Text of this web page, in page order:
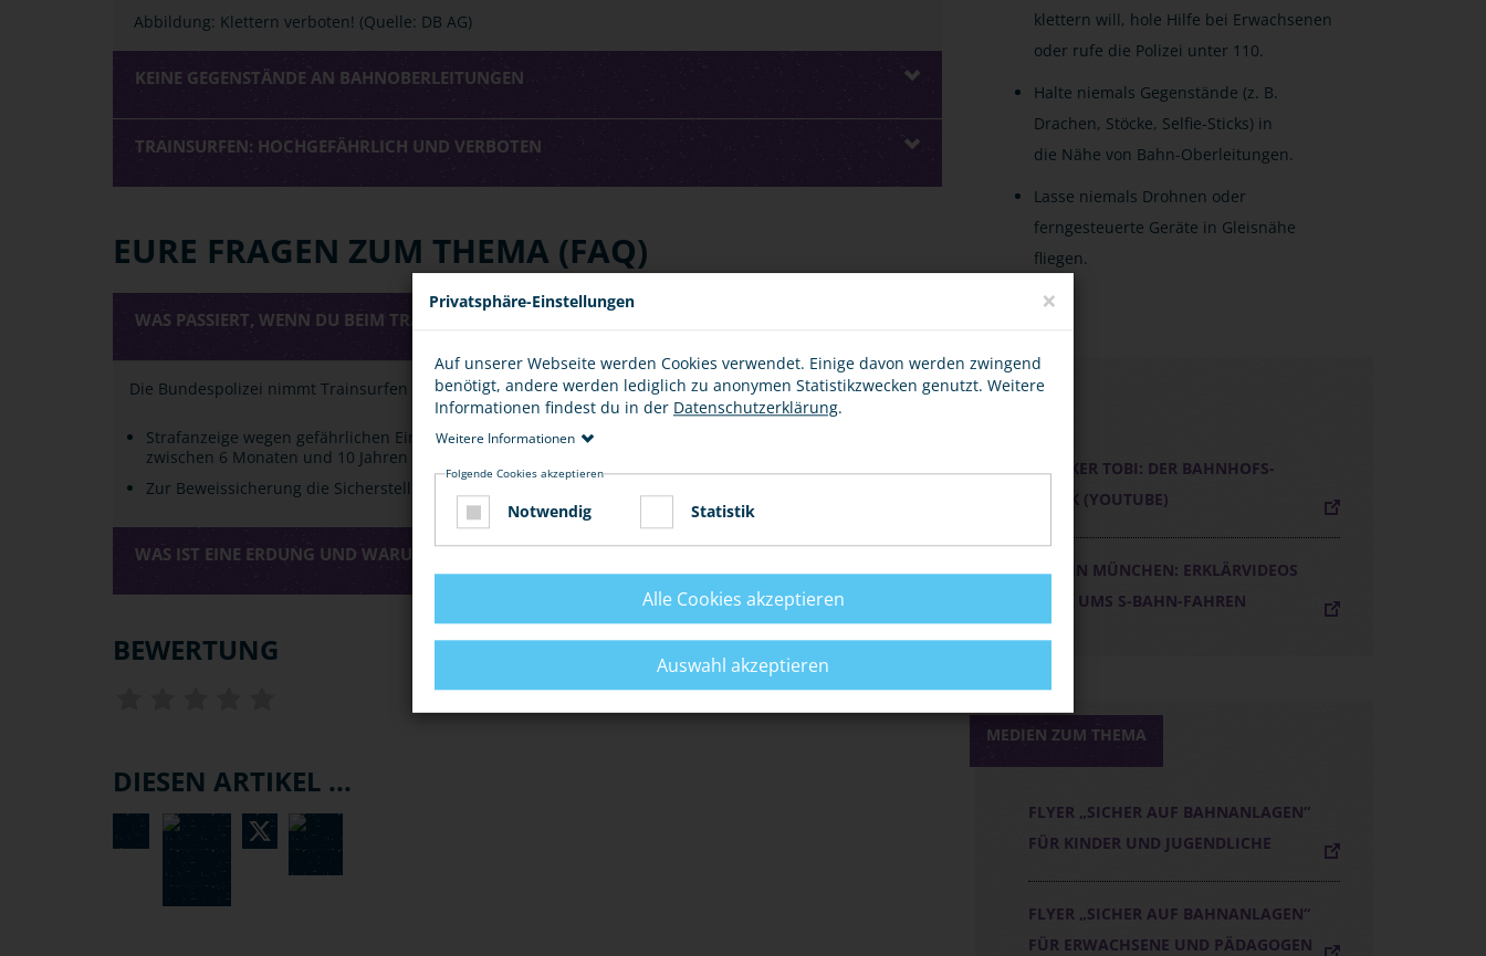
Abbildung: Klettern verboten! (Quelle: DB AG)
KEINE GEGENSTÄNDE AN BAHNOBERLEITUNGEN
TRAINSURFEN: HOCHGEFÄHRLICH UND VERBOTEN
EURE FRAGEN ZUM THEMA (FAQ)
WAS PASSIERT, WENN DU BEIM TRAINSURFEN ERWISCHT WIRST?
Die Bundespolizei nimmt Trainsurfen sehr ernst. Mit diesen Konsequenzen musst du rechnen:
Strafanzeige wegen gefährlichen Eingriffs in den Bahnverkehr (§ 315a StGB), der mit einer Freiheitsstrafe
zwischen 6 Monaten und 10 Jahren Haft bestraft werden kann.
Zur Beweissicherung die Sicherstellung deines Handys.
WAS IST EINE ERDUNG UND WARUM IST SIE BEI EINEM BAHNSTROMUNFALL NOTWENDIG?
BEWERTUNG
DIESEN ARTIKEL ...
klettern will, hole Hilfe bei Erwachsenen
oder rufe die Polizei unter 110.
Halte niemals Gegenstände (z. B.
Drachen, Stöcke, Selfie-Sticks) in
die Nähe von Bahn-Oberleitungen.
Lasse niemals Drohnen oder
ferngesteuerte Geräte in Gleisnähe
fliegen.
LINKS
CHECKER TOBI: DER BAHNHOFS-
CHECK (YOUTUBE)
S-BAHN MÜNCHEN: ERKLÄRVIDEOS
RUND UMS S-BAHN-FAHREN
MEDIEN ZUM THEMA
FLYER „SICHER AUF BAHNANLAGEN“
FÜR KINDER UND JUGENDLICHE
FLYER „SICHER AUF BAHNANLAGEN“
FÜR ERWACHSENE UND PÄDAGOGEN
Privatsphäre-Einstellungen ×
Auf unserer Webseite werden Cookies verwendet. Einige davon werden zwingend
benötigt, andere werden lediglich zu anonymen Statistikzwecken genutzt. Weitere
Informationen findest du in der Datenschutzerklärung.
Weitere Informationen
Folgende Cookies akzeptieren
Notwendig Statistik
Alle Cookies akzeptieren
Auswahl akzeptieren